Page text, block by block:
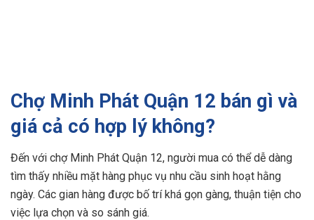
Chợ Minh Phát Quận 12 bán gì và
giá cả có hợp lý không?
Đến với chợ Minh Phát Quận 12, người mua có thể dễ dàng
tìm thấy nhiều mặt hàng phục vụ nhu cầu sinh hoạt hằng
ngày. Các gian hàng được bố trí khá gọn gàng, thuận tiện cho
việc lựa chọn và so sánh giá.